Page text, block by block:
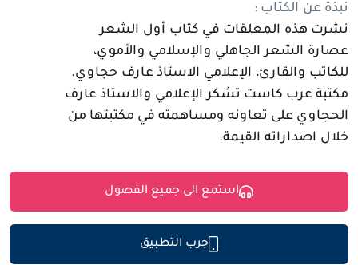
نبذة عن الكتاب :
نشرت هذه المعلقات في كتاب أول الشعر
عصارة الشعر الجاهلي والإسلامي والأموي،
للكاتب والقارئ، الإعلامي الاستاذ عارف حجاوي.
مكتبة عرب كاست تشكر الإعلامي والاستاذ عارف
الحجاوي على تعاونه ومساهمته في مكتبتها من
خلال اصداراته القيمة.
استمع الى جميع الفصول
جرب التطبيق